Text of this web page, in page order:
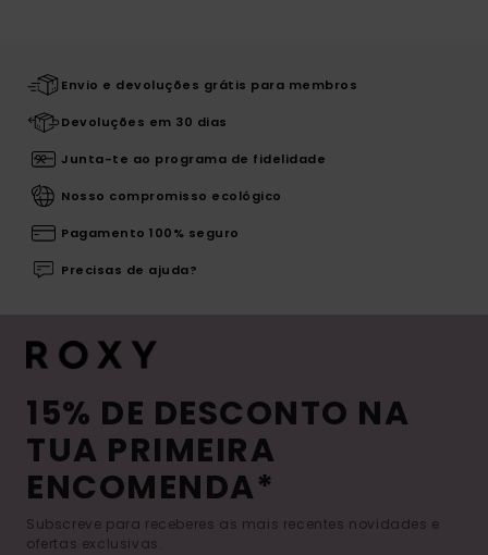
Envio e devoluções grátis para membros
Devoluções em 30 dias
Junta-te ao programa de fidelidade
Nosso compromisso ecológico
Pagamento 100% seguro
Precisas de ajuda?
15% DE DESCONTO NA
TUA PRIMEIRA
ENCOMENDA*
Subscreve para receberes as mais recentes novidades e
ofertas exclusivas.